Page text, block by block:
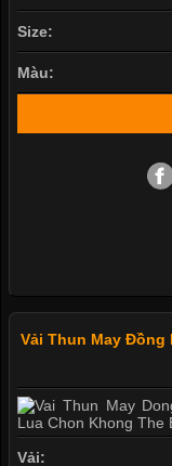
Size:
Màu:
Vải Thun May Đồng
Vải: